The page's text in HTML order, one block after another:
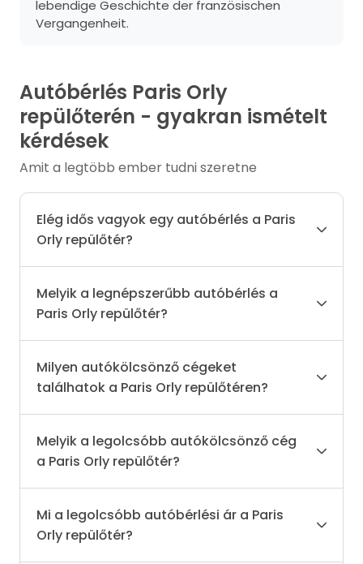
lebendige Geschichte der französischen
Vergangenheit.
Autóbérlés Paris Orly
repülőterén - gyakran ismételt
kérdések
Amit a legtöbb ember tudni szeretne
Elég idős vagyok egy autóbérlés a Paris
Orly repülőtér?
Melyik a legnépszerűbb autóbérlés a
Paris Orly repülőtér?
Milyen autókölcsönző cégeket
találhatok a Paris Orly repülőtéren?
Melyik a legolcsóbb autókölcsönző cég
a Paris Orly repülőtér?
Mi a legolcsóbb autóbérlési ár a Paris
Orly repülőtér?